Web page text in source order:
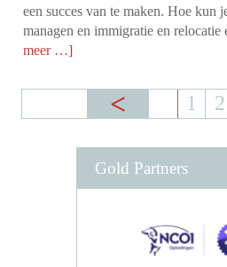
een succes van te maken. Hoe kun
managen en immigratie en relocatie
meer …]
1 2
Gold Partners